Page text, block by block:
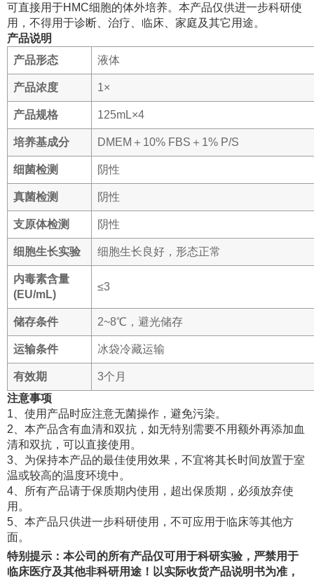
可直接用于HMC细胞的体外培养。本产品仅供进一步科研使
用，不得用于诊断、治疗、临床、家庭及其它用途。
产品说明
产品形态
液体
产品浓度 1×
产品规格 125mL×4
培养基成分 DMEM＋10% FBS＋1% P/S
细菌检测 阴性
真菌检测 阴性
支原体检测 阴性
细胞生长实验 细胞生长良好，形态正常
内毒素含量
(EU/mL)
≤3
储存条件 2~8℃，避光储存
运输条件 冰袋冷藏运输
有效期
3个月
注意事项
1、使用产品时应注意无菌操作，避免污染。
2、本产品含有血清和双抗，如无特别需要不用额外再添加血
清和双抗，可以直接使用。
3、为保持本产品的最佳使用效果，不宜将其长时间放置于室
温或较高的温度环境中。
4、所有产品请于保质期内使用，超出保质期，必须放弃使
用。
5、本产品只供进一步科研使用，不可应用于临床等其他方
面。
特别提示：本公司的所有产品仅可用于科研实验，严禁用于
临床医疗及其他非科研用途！以实际收货产品说明书为准，